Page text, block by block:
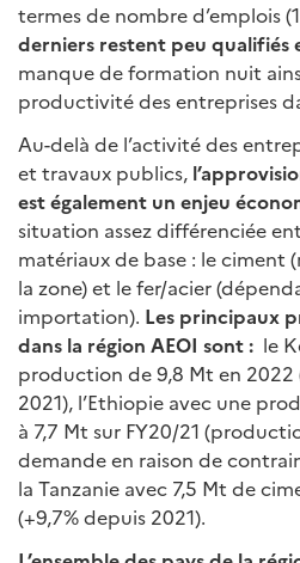
termes de nombre d’emplois
derniers restent peu qualifiés
manque de formation nuit
productivité des entreprises
Au-delà de l’activité des
et travaux publics,
est également un enjeu
situation assez différenciée
matériaux de base : le ciment
la zone) et le fer/acier
importation). Les principaux
dans la région AEOI sont : le
production de 9,8 Mt en 2022
2021), l’Ethiopie avec une
à 7,7 Mt sur FY20/21
demande en raison de
la Tanzanie avec 7,5 Mt de
(+9,7% depuis 2021).